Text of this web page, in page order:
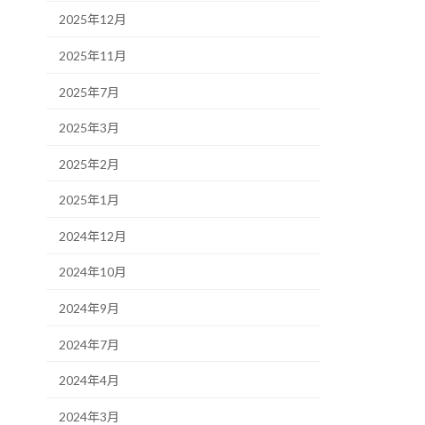
2025年12月
2025年11月
2025年7月
2025年3月
2025年2月
2025年1月
2024年12月
2024年10月
2024年9月
2024年7月
2024年4月
2024年3月